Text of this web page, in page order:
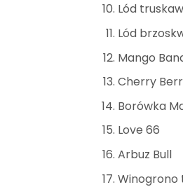
Lód
Lód
Mango
Cherry
Borówka
Love 66
Arbuz Bull
Winogrono